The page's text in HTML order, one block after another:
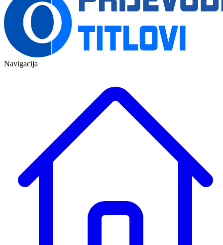
Navigacija